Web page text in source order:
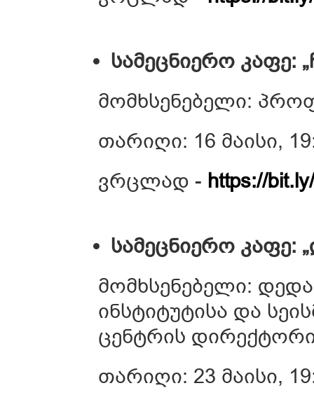
სამეცნიერო კაფე:
მომხსენებელი:
თარიღი: 16 მაისი,
ვრცლად - https://
სამეცნიერო კაფე:
მომხსენებელი:
ინსტიტუტისა და
ცენტრის
თარიღი: 23 მაისი,